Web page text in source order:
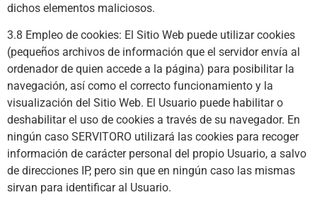
dichos elementos maliciosos.
3.8 Empleo de cookies: El Sitio Web puede utilizar cookies
(pequeños archivos de información que el servidor envía al
ordenador de quien accede a la página) para posibilitar la
navegación, así como el correcto funcionamiento y la
visualización del Sitio Web. El Usuario puede habilitar o
deshabilitar el uso de cookies a través de su navegador. En
ningún caso SERVITORO utilizará las cookies para recoger
información de carácter personal del propio Usuario, a salvo
de direcciones IP, pero sin que en ningún caso las mismas
sirvan para identificar al Usuario.